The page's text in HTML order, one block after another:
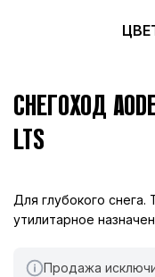
СНЕГОХОД
LTS
Для глубокого снега.
утилитарное
Продажа